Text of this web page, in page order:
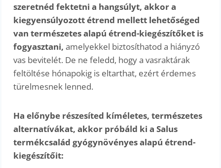
szeretnéd fektetni a hangsúlyt, akkor a
kiegyensúlyozott étrend mellett lehetőséged
van természetes alapú étrend-kiegészítőket is
fogyasztani, amelyekkel biztosíthatod a hiányzó
vas bevitelét. De ne feledd, hogy a vasraktárak
feltöltése hónapokig is eltarthat, ezért érdemes
türelmesnek lenned.
Ha előnybe részesíted kíméletes, természetes
alternatívákat, akkor próbáld ki a Salus
termékcsalád gyógynövényes alapú étrend-
kiegészítőit: